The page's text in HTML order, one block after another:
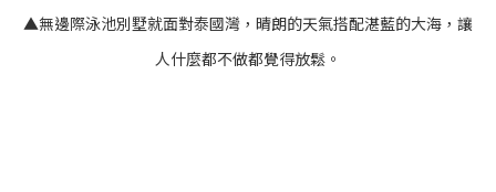
▲無邊際泳池別墅就面對泰國灣，晴朗的天氣搭配湛藍的大海，讓
人什麼都不做都覺得放鬆。